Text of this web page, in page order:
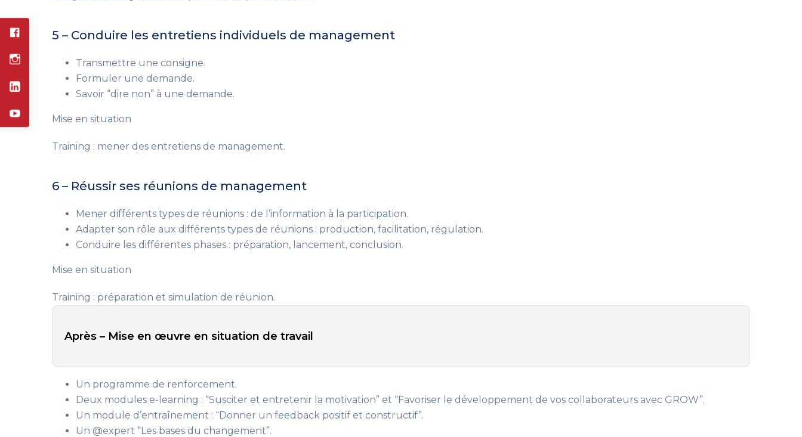
5 – Conduire les entretiens individuels de management
Transmettre une consigne.
Formuler une demande.
Savoir “dire non” à une demande.
Mise en situation
Training : mener des entretiens de management.
6 – Réussir ses réunions de management
Mener différents types de réunions : de l’information à la participation.
Adapter son rôle aux différents types de réunions : production, facilitation, régulation.
Conduire les différentes phases : préparation, lancement, conclusion.
Mise en situation
Training : préparation et simulation de réunion.
Après – Mise en œuvre en situation de travail
Un programme de renforcement.
Deux modules e-learning : “Susciter et entretenir la motivation” et “Favoriser le développement de vos collaborateurs avec GROW”.
Un module d’entraînement : “Donner un feedback positif et constructif”.
Un @expert “Les bases du changement”.